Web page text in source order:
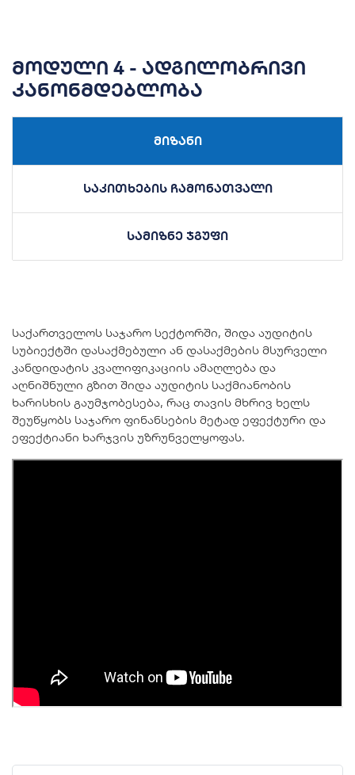
მოდული 4 - ადგილობრივი
კანონმდებლობა
მიზანი
საკითხების ჩამონათვალი
სამიზნე ჯგუფი
საქართველოს საჯარო სექტორში, შიდა აუდიტის
სუბიექტში დასაქმებული ან დასაქმების მსურველი
კანდიდატის კვალიფიკაციის ამაღლება და
აღნიშნული გზით შიდა აუდიტის საქმიანობის
ხარისხის გაუმჯობესება, რაც თავის მხრივ ხელს
შეუწყობს საჯარო ფინანსების მეტად ეფექტური და
ეფექტიანი ხარჯვის უზრუნველყოფას.